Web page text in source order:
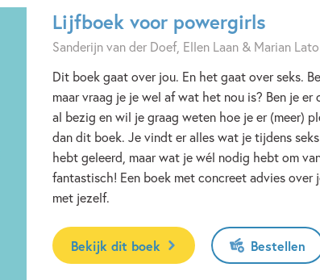
Lijfboek voor powergirls
Sanderijn van der Doef, Ellen Laan & Marian
Dit boek gaat over jou. En het gaat over seks.
maar vraag je je wel af wat het nou is? Ben je
al bezig en wil je graag weten hoe je er (meer)
dan dit boek. Je vindt er alles wat je tijdens
hebt geleerd, maar wat je wél nodig hebt om
fantastisch! Een boek met concreet advies over
met jezelf.
Bekijk dit boek Bestellen